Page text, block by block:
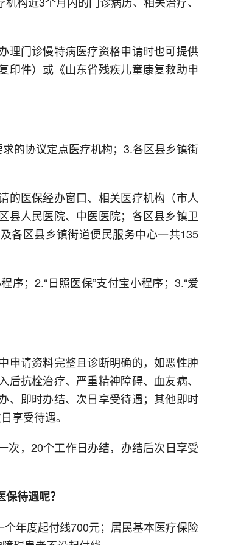
理门诊慢特病医疗资格申请时也可提供
印件）或《山东省残疾儿童康复救助申
的协议定点医疗机构；3.各区县乡镇街
的医保经办窗口、相关医疗机构（市人
县人民医院、中医医院；各区县乡镇卫
各区县乡镇街道便民服务中心一共135
序；2.“日照医保”支付宝小程序；3.“爱
申请资料完整且诊断明确的，如恶性肿
抗栓治疗、严重精神障碍、血友病、
、即时办结、次日享受待遇；其他即时
享受待遇。
次，20个工作日办结，办结后次日享受
待遇呢？
年度起付线700元；居民基本医疗保险